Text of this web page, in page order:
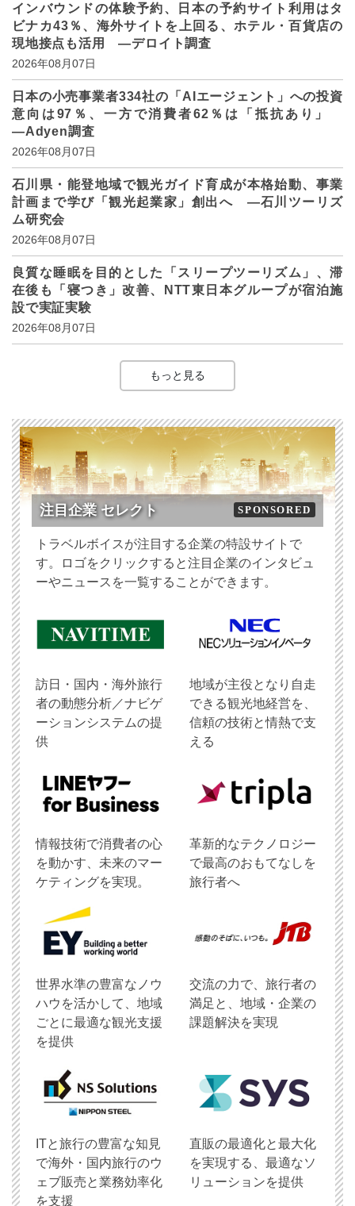
インバウンドの体験予約、日本の予約サイト利用はタ
ビナカ43％、海外サイトを上回る、ホテル・百貨店の
現地接点も活用 ―デロイト調査
2026年08月07日
日本の小売事業者334社の「AIエージェント」への投資
意向は97％、一方で消費者62％は「抵抗あり」
―Adyen調査
2026年08月07日
石川県・能登地域で観光ガイド育成が本格始動、事業
計画まで学び「観光起業家」創出へ ―石川ツーリズ
ム研究会
2026年08月07日
良質な睡眠を目的とした「スリープツーリズム」、滞
在後も「寝つき」改善、NTT東日本グループが宿泊施
設で実証実験
2026年08月07日
もっと見る
注目企業 セレクト SPONSORED
トラベルボイスが注目する企業の特設サイトで
す。ロゴをクリックすると注目企業のインタビュ
ーやニュースを一覧することができます。
訪日・国内・海外旅行
者の動態分析／ナビゲ
ーションシステムの提
供
地域が主役となり自走
できる観光地経営を、
信頼の技術と情熱で支
える
情報技術で消費者の心
を動かす、未来のマー
ケティングを実現。
革新的なテクノロジー
で最高のおもてなしを
旅行者へ
世界水準の豊富なノウ
ハウを活かして、地域
ごとに最適な観光支援
を提供
交流の力で、旅行者の
満足と、地域・企業の
課題解決を実現
ITと旅行の豊富な知見
で海外・国内旅行のウ
ェブ販売と業務効率化
を支援
直販の最適化と最大化
を実現する、最適なソ
リューションを提供